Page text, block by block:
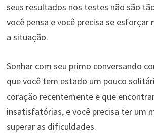
seus resultados nos testes não são
você pensa e você precisa se esforçar
a situação.
Sonhar com seu primo conversando
que você tem estado um pouco
coração recentemente e que
insatisfatórias, e você precisa ter um
superar as dificuldades.